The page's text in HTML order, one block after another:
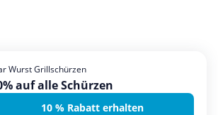
Tiere
Wurst Grillschürzen
auf alle Schürzen
10 % Rabatt erhalten